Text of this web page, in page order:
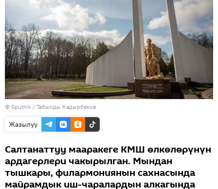
© Sputnik / Табылды Кадырбеков
Жазылуу
Салтанаттуу мааракеге КМШ өлкөлөрүнүн
ардагерлери чакырылган. Мындан
тышкары, филармониянын сахнасында
майрамдык иш-чаралардын алкагында